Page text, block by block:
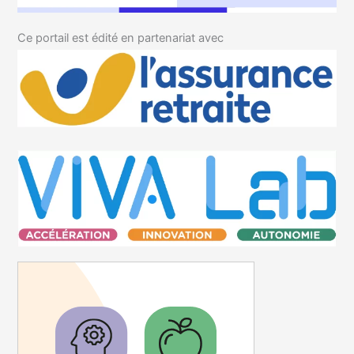
Ce portail est édité en partenariat avec